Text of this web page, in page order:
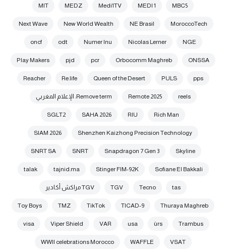
MBC5
MEDI 1
Medi1TV
MEDZ
MIT
MoroccoTech
NE Brasil
New World Wealth
Next Wave
NGE
Nicolas Lerner
Numer Inu
odt
oncf
ONSSA
Orbocomm Maghreb
pcr
pjd
Play Makers
pps
PULS
Queen of the Desert
Re.life
Reacher
reels
Remote 2025 Remove term: الإعلام المغربي
Rich Man
RIU
SAHA 2026
SGLT2
Shenzhen Kaizhong Precision Technology
SIAM 2026
Skyline
Snapdragon 7 Gen 3
SNRT
SNRT SA
Sofiane El Bakkali
Stinger FIM-92K
tajnid.ma
talak
tas
Tecno
TGV TGV مراكش أكادير
Thuraya Maghreb
TICAD-9
TikTok
TMZ
Toy Boys
Trambus
ùrs
usa
VAR
Viper Shield
visa
VSAT
WAFFLE
WWII celebrations Morocco